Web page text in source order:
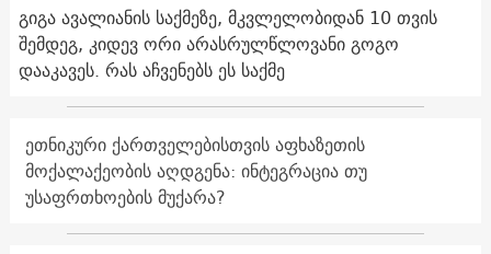
გიგა ავალიანის საქმეზე, მკვლელობიდან 10 თვის
შემდეგ, კიდევ ორი არასრულწლოვანი გოგო
დააკავეს. რას აჩვენებს ეს საქმე
ეთნიკური ქართველებისთვის აფხაზეთის
მოქალაქეობის აღდგენა: ინტეგრაცია თუ
უსაფრთხოების მუქარა?